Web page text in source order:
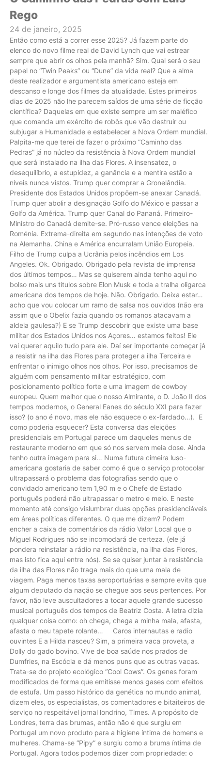
Rego
24 de janeiro, 2025
Então como está a correr esse 2025? Já fazem parte do
elenco do novo filme real de David Lynch que vai estrear
sempre que abrir os olhos pela manhã? Sim. Qual será o seu
papel no “Twin Peaks” ou “Dune” da vida real? Que a alma
deste realizador e argumentista americano esteja em
descanso e longe dos filmes da atualidade. Estes primeiros
dias de 2025 não lhe parecem saídos de uma série de ficção
científica? Daquelas em que existe sempre um ser maléfico
que comanda um exército de robôs que vão destruir ou
subjugar a Humanidade e estabelecer a Nova Ordem mundial.
Palpita-me que terei de fazer o próximo “Caminho das
Pedras” já no núcleo da resistência à Nova Ordem mundial
que será instalado na ilha das Flores. A insensatez, o
desequilíbrio, a estupidez, a ganância e a mentira estão a
níveis nunca vistos. Trump quer comprar a Gronelândia.
Presidente dos Estados Unidos propõem-se anexar Canadá.
Trump quer abolir a designação Golfo do México e passar a
Golfo da América. Trump quer Canal do Pananá. Primeiro-
Ministro do Canadá demite-se. Pró-russo vence eleições na
Roménia. Extrema-direita em segundo nas intenções de voto
na Alemanha. China e América encurralam União Europeia.
Filho de Trump culpa a Ucrânia pelos incêndios em Los
Angeles. Ok. Obrigado. Obrigado pela revista de imprensa
dos últimos tempos… Mas se quiserem ainda tenho aqui no
bolso mais uns títulos sobre Elon Musk e toda a tralha oligarca
americana dos tempos de hoje. Não. Obrigado. Deixa estar…
acho que vou colocar um ramo de salsa nos ouvidos (não era
assim que o Obelix fazia quando os romanos atacavam a
aldeia gaulesa?) E se Trump descobrir que existe uma base
militar dos Estados Unidos nos Açores… estamos feitos! Ele
vai querer aquilo tudo para ele. Daí ser importante começar já
a resistir na ilha das Flores para proteger a ilha Terceira e
enfrentar o inimigo olhos nos olhos. Por isso, precisamos de
alguém com pensamento militar estratégico, com
posicionamento político forte e uma imagem de cowboy
europeu. Quem melhor que o nosso Almirante, o D. João II dos
tempos modernos, o General Eanes do século XXI para fazer
isso? (o ano é novo, mas ele não esquece o ex-fardado…). E
como poderia esquecer? Esta conversa das eleições
presidenciais em Portugal parece um daqueles menus de
restaurante moderno em que só nos servem meia dose. Ainda
tenho outra imagem para si… Numa futura cimeira luso-
americana gostaria de saber como é que o serviço protocolar
ultrapassará o problema das fotografias sendo que o
convidado americano tem 1,90 m e o Chefe de Estado
português poderá não ultrapassar o metro e meio. E neste
momento até consigo vislumbrar duas opções presidenciáveis
em áreas políticas diferentes. O que me dizem? Podem
encher a caixa de comentários da rádio Valor Local que o
Miguel Rodrigues não se incomodará de certeza. (ele já
pondera reinstalar a rádio na resistência, na ilha das Flores,
mas isto fica aqui entre nós). Se se quiser juntar à resistência
da ilha das Flores não traga mais do que uma mala de
viagem. Paga menos taxas aeroportuárias e sempre evita que
algum deputado da nação se chegue aos seus pertences. Por
favor, não leve auscultadores a tocar aquele grande sucesso
musical português dos tempos de Beatriz Costa. A letra dizia
qualquer coisa como: oh chega, chega a minha mala, afasta,
afasta o meu tapete rolante… Caros internautas e radio
ouvintes E a Hilda nasceu? Sim, a primeira vaca proveta, a
Dolly do gado bovino. Vive de boa saúde nos prados de
Dumfries, na Escócia e dá menos puns que as outras vacas.
Trata-se do projeto ecológico “Cool Cows”. Os genes foram
modificados de forma que emitisse menos gases com efeitos
de estufa. Um passo histórico da genética no mundo animal,
dizem eles, os especialistas, os comentadores e bitaiteiros de
serviço no respeitável jornal londrino, Times. A propósito de
Londres, terra das brumas, então não é que surgiu em
Portugal um novo produto para a higiene íntima de homens e
mulheres. Chama-se “Pipy” e surgiu como a bruma íntima de
Portugal. Agora todos podemos dizer com propriedade: o